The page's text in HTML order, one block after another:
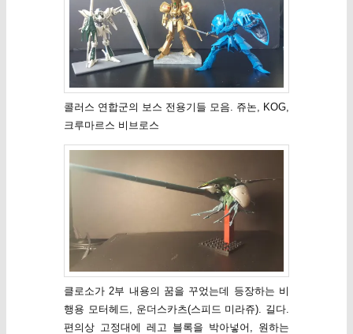
콜러스 연합군의 보스 전용기들 모음. 쥬논, KOG,
크루마르스 비브로스
클로소가 2부 내용의 꿈을 꾸었는데 등장하는 비
행용 모터헤드, 운더스카츠(스피드 미라쥬). 길다.
편의상 고정대에 레고 블록을 박아넣어, 원하는